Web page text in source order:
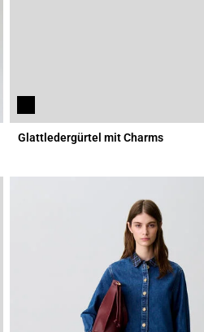
4.6 out of 5 Customer Rating
Glattledergürtel mit Charms